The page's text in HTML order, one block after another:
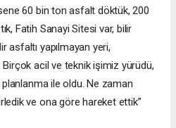
60 bin ton asfalt döktük, 200
Fatih Sanayi Sitesi var, bilir
asfaltı yapılmayan yeri,
Birçok acil ve teknik işimiz yürüdü,
ile oldu. Ne zaman
ve ona göre hareket ettik”